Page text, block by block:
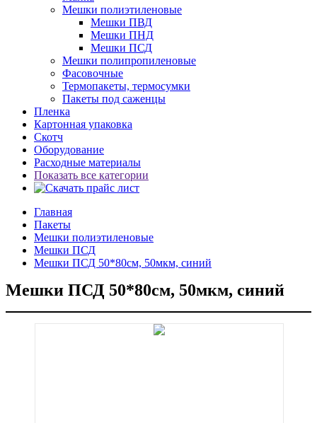
Мешки полиэтиленовые
Мешки ПВД
Мешки ПНД
Мешки ПСД
Мешки полипропиленовые
Фасовочные
Термопакеты, термосумки
Пакеты под саженцы
Пленка
Картонная упаковка
Скотч
Оборудование
Расходные материалы
Показать все категории
Главная
Пакеты
Мешки полиэтиленовые
Мешки ПСД
Мешки ПСД 50*80см, 50мкм, синий
Мешки ПСД 50*80см, 50мкм, синий